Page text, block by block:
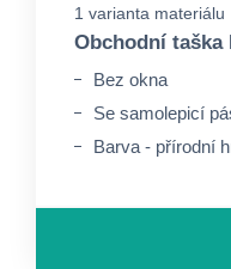
1 varianta materiálu
Obchodní taška
Bez okna
Se samolepicí
Barva - přírodní